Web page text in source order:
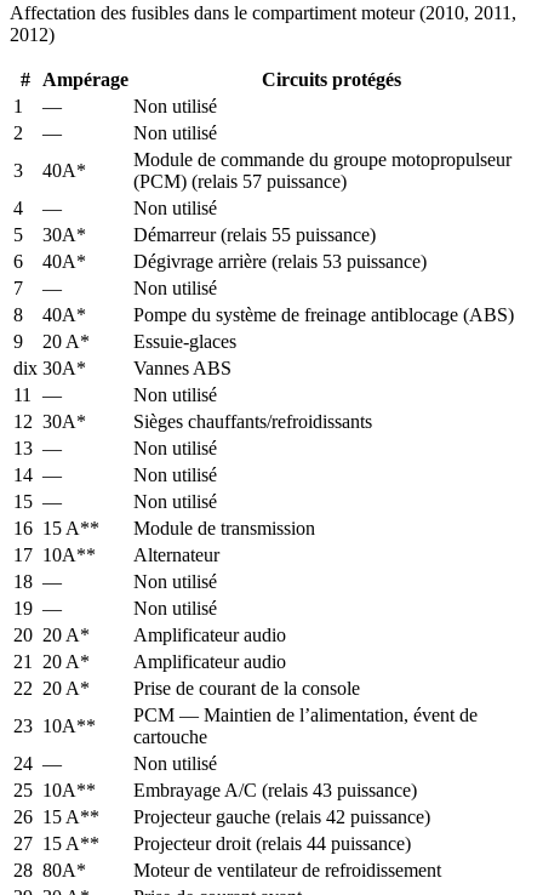
Affectation des fusibles dans le compartiment moteur (2010, 2011,
2012)
# Ampérage
Circuits protégés
1
—
Non utilisé
2
—
Non utilisé
3
40A*
Module de commande du groupe motopropulseur
(PCM) (relais 57 puissance)
4
—
Non utilisé
5
30A*
Démarreur (relais 55 puissance)
6
40A*
Dégivrage arrière (relais 53 puissance)
7
—
Non utilisé
8
40A*
Pompe du système de freinage antiblocage (ABS)
9
20 A*
Essuie-glaces
dix 30A*
Vannes ABS
11
—
Non utilisé
12 30A*
Sièges chauffants/refroidissants
13 —
Non utilisé
14 —
Non utilisé
15 —
Non utilisé
16 15 A**
Module de transmission
17 10A**
Alternateur
18 —
Non utilisé
19 —
Non utilisé
20 20 A*
Amplificateur audio
21
20 A*
Amplificateur audio
22 20 A*
Prise de courant de la console
23 10A**
PCM — Maintien de l’alimentation, évent de
cartouche
24 —
Non utilisé
25 10A**
Embrayage A/C (relais 43 puissance)
26 15 A**
Projecteur gauche (relais 42 puissance)
27 15 A**
Projecteur droit (relais 44 puissance)
28 80A*
Moteur de ventilateur de refroidissement